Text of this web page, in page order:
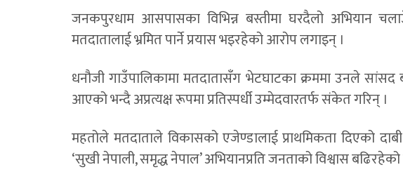
जनकपुरधाम आसपासका विभिन्न बस्तीमा घरदैलो अभियान
मतदातालाई भ्रमित पार्ने प्रयास भइरहेको आरोप लगाइन् ।
धनौजी गाउँपालिकामा मतदातासँग भेटघाटका क्रममा उनले सांसद
आएको भन्दै अप्रत्यक्ष रूपमा प्रतिस्पर्धी उम्मेदवारतर्फ संकेत गरिन् ।
महतोले मतदाताले विकासको एजेण्डालाई प्राथमिकता दिएको
‘सुखी नेपाली, समृद्ध नेपाल’ अभियानप्रति जनताको विश्वास